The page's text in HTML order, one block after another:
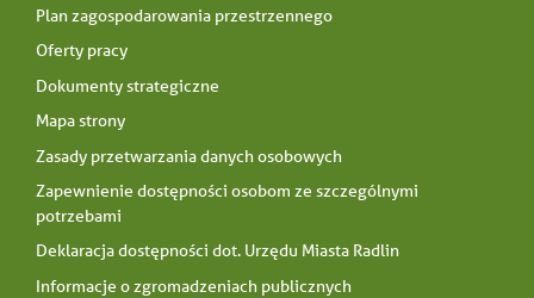
Plan zagospodarowania przestrzennego
Oferty pracy
Dokumenty strategiczne
Mapa strony
Zasady przetwarzania danych osobowych
Zapewnienie dostępności osobom ze szczególnymi
potrzebami
Deklaracja dostępności dot. Urzędu Miasta Radlin
Informacje o zgromadzeniach publicznych